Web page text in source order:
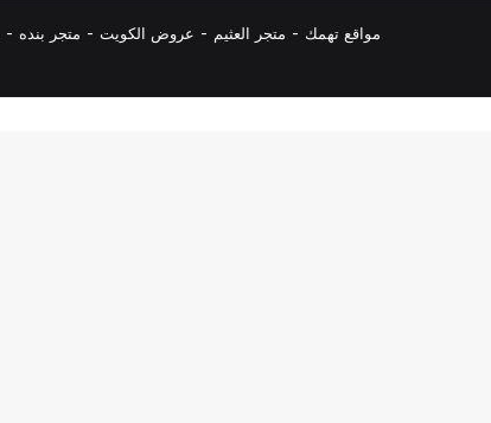
مواقع تهمك - متجر العثيم - عروض الكويت - متجر بنده -